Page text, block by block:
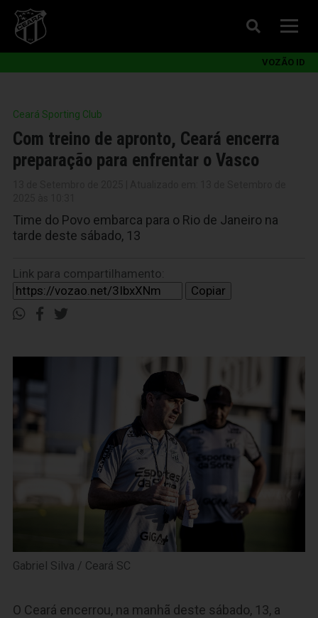
VOZÃO ID
Ceará Sporting Club
Com treino de apronto, Ceará encerra
preparação para enfrentar o Vasco
Time do Povo embarca para o Rio de Janeiro na
tarde deste sábado, 13
Link para compartilhamento:
Copiar
Gabriel Silva / Ceará SC
O Ceará encerrou, na manhã deste sábado, 13, a